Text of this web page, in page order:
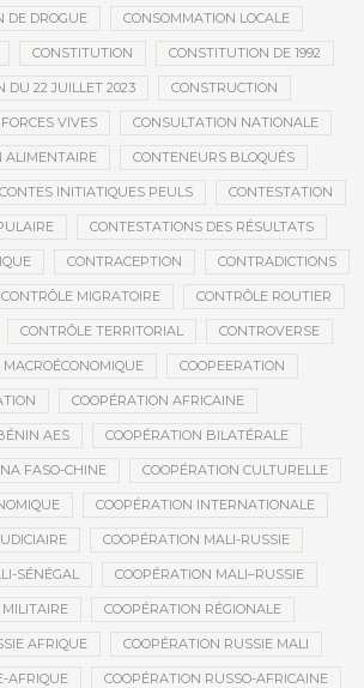
DE DROGUE CONSOMMATION LOCALE
CONSTITUTION CONSTITUTION DE 1992
DU 22 JUILLET 2023 CONSTRUCTION
VIVES CONSULTATION NATIONALE
ALIMENTAIRE CONTENEURS BLOQUÉS
CONTES INITIATIQUES PEULS CONTESTATION
CONTESTATIONS DES RÉSULTATS
CONTRACEPTION CONTRADICTIONS
CONTRÔLE MIGRATOIRE CONTRÔLE ROUTIER
CONTRÔLE TERRITORIAL CONTROVERSE
COOPEERATION
COOPÉRATION AFRICAINE
AES COOPÉRATION BILATÉRALE
FASO-CHINE COOPÉRATION CULTURELLE
COOPÉRATION INTERNATIONALE
COOPÉRATION MALI-RUSSIE
SÉNÉGAL COOPÉRATION MALI–RUSSIE
COOPÉRATION RÉGIONALE
AFRIQUE COOPÉRATION RUSSIE MALI
AFRIQUE COOPÉRATION RUSSO-AFRICAINE